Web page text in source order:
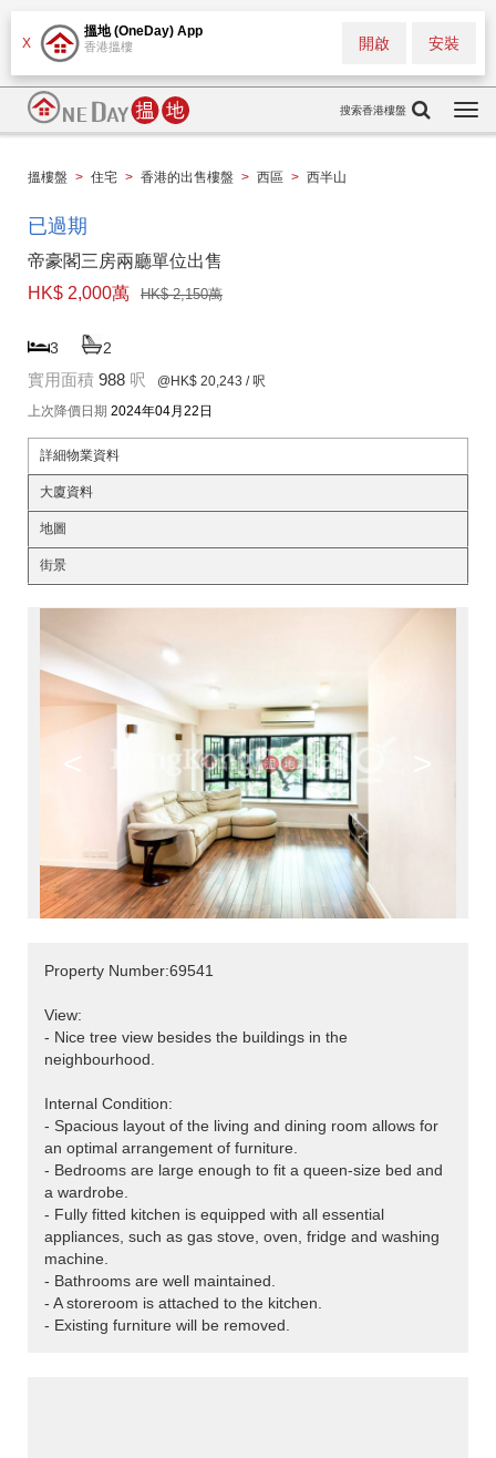
X
搵地 (OneDay) App
香港搵樓 安裝
開啟
搜索香港樓盤
搵樓盤 > 住宅 > 香港的出售樓盤 > 西區 > 西半山
已過期
帝豪閣三房兩廳單位出售
HK$ 2,000萬
HK$ 2,150萬
3 2
實用面積 988 呎 @HK$ 20,243 / 呎
上次降價日期 2024年04月22日
詳細物業資料
大廈資料
地圖
街景
< >
Property Number:69541
View:
- Nice tree view besides the buildings in the
neighbourhood.
Internal Condition:
- Spacious layout of the living and dining room allows for
an optimal arrangement of furniture.
- Bedrooms are large enough to fit a queen-size bed and
a wardrobe.
- Fully fitted kitchen is equipped with all essential
appliances, such as gas stove, oven, fridge and washing
machine.
- Bathrooms are well maintained.
- A storeroom is attached to the kitchen.
- Existing furniture will be removed.